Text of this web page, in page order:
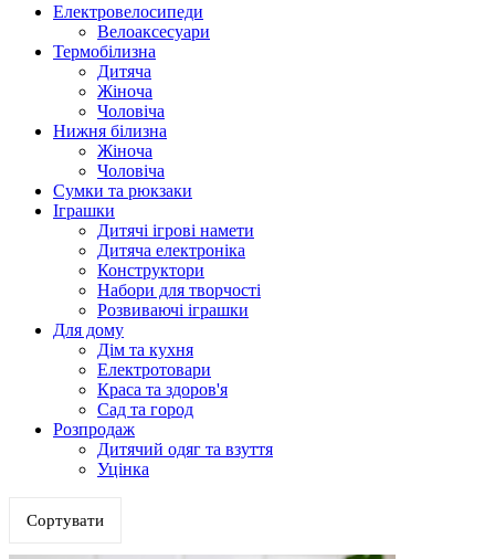
Електровелосипеди
Велоаксесуари
Термобілизна
Дитяча
Жіноча
Чоловіча
Нижня білизна
Жіноча
Чоловіча
Сумки та рюкзаки
Іграшки
Дитячі ігрові намети
Дитяча електроніка
Конструктори
Набори для творчості
Розвиваючі іграшки
Для дому
Дім та кухня
Електротовари
Краса та здоров'я
Сад та город
Розпродаж
Дитячий одяг та взуття
Уцінка
Сортувати